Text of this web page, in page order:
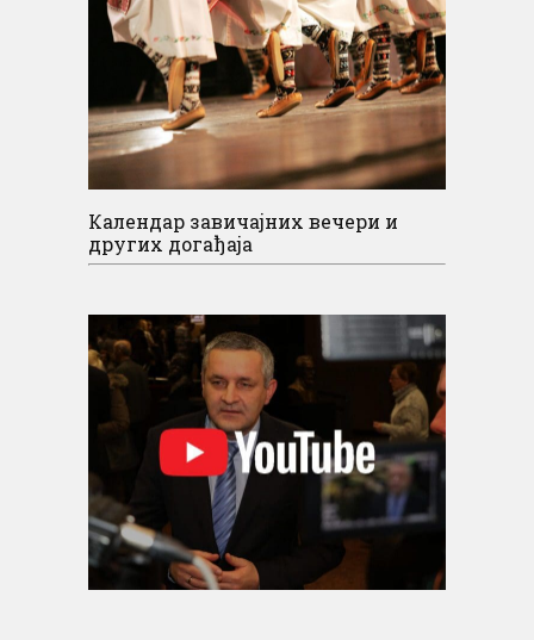
Календар завичајних вечери и
других догађаја